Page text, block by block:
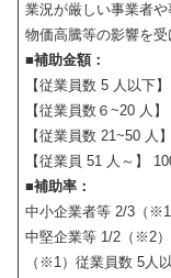
業況が厳しい事業者
物価高騰等の影響を
■補助金額：
【従業員数 5 人以下
【従業員数６~20 人
【従業員数 21~50 人
【従業員 51 人～】
■補助率：
中小企業者等 2/3（※1
中堅企業等 1/2（※2）
（※1）従業員数 5人